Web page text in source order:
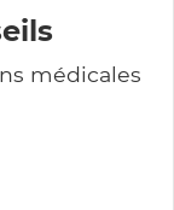
médicales